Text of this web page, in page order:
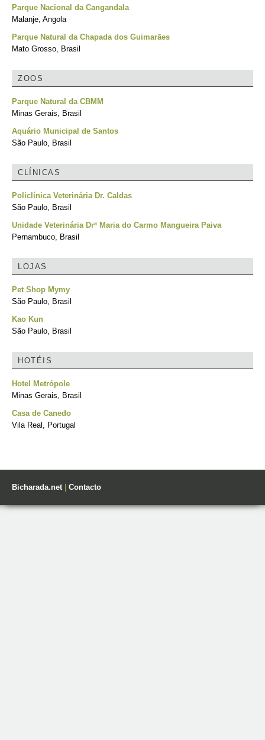
Parque Nacional da Cangandala
Malanje, Angola
Parque Natural da Chapada dos Guimarães
Mato Grosso, Brasil
ZOOS
Parque Natural da CBMM
Minas Gerais, Brasil
Aquário Municipal de Santos
São Paulo, Brasil
CLÍNICAS
Policlínica Veterinária Dr. Caldas
São Paulo, Brasil
Unidade Veterinária Drª Maria do Carmo Mangueira Paiva
Pernambuco, Brasil
LOJAS
Pet Shop Mymy
São Paulo, Brasil
Kao Kun
São Paulo, Brasil
HOTÉIS
Hotel Metrópole
Minas Gerais, Brasil
Casa de Canedo
Vila Real, Portugal
Bicharada.net| Contacto